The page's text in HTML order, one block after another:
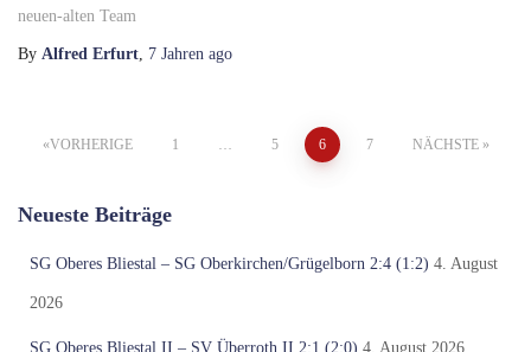
neuen-alten Team
By Alfred Erfurt 7 Jahren ago
Seitennummerierung
der
Beiträge
VORHERIGE 1 5 6 7 NÄCHSTE
Neueste Beiträge
SG Oberes Bliestal – SG Oberkirchen/Grügelborn 2:4 (1:2) 4. August
2026
SG Oberes Bliestal II – SV Überroth II 2:1 (2:0) 4. August 2026